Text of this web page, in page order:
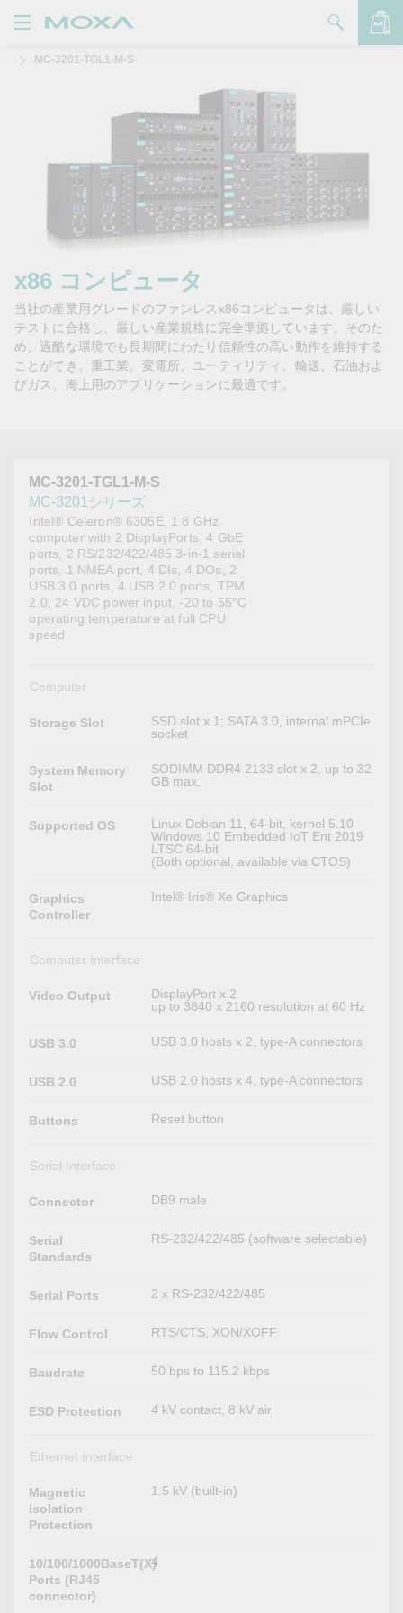
品
について
問い合わせ
ートナー・ゾーン
Moxa
MC-3201-TGL1-M-S
x86 コンピュータ
当社の産業用グレードのファンレスx86コンピュータは、厳しい
テストに合格し、厳しい産業規格に完全準拠しています。そのた
め、過酷な環境でも長期間にわたり信頼性の高い動作を維持する
ことができ、重工業、変電所、ユーティリティ、輸送、石油およ
びガス、海上用のアプリケーションに最適です。
MC-3201-TGL1-M-S
MC-3201シリーズ
Intel® Celeron® 6305E, 1.8 GHz
computer with 2 DisplayPorts, 4 GbE
ports, 2 RS/232/422/485 3-in-1 serial
ports, 1 NMEA port, 4 DIs, 4 DOs, 2
USB 3.0 ports, 4 USB 2.0 ports, TPM
2.0, 24 VDC power input, -20 to 55°C
operating temperature at full CPU
speed
Computer
Storage Slot
SSD slot x 1; SATA 3.0, internal mPCIe
socket
System Memory
Slot
SODIMM DDR4 2133 slot x 2, up to 32
GB max.
Supported OS
Linux Debian 11, 64-bit, kernel 5.10
Windows 10 Embedded IoT Ent 2019
LTSC 64-bit
(Both optional, available via CTOS)
Graphics
Controller
Intel® Iris® Xe Graphics
Computer Interface
Video Output
DisplayPort x 2
up to 3840 x 2160 resolution at 60 Hz
USB 3.0 USB 3.0 hosts x 2, type-A connectors
USB 2.0 USB 2.0 hosts x 4, type-A connectors
Buttons Reset button
Serial Interface
Connector DB9 male
Serial
Standards
RS-232/422/485 (software selectable)
Serial Ports 2 x RS-232/422/485
Flow Control RTS/CTS, XON/XOFF
Baudrate 50 bps to 115.2 kbps
ESD Protection 4 kV contact, 8 kV air
Ethernet Interface
Magnetic
Isolation
Protection
1.5 kV (built-in)
10/100/1000BaseT(X)
Ports (RJ45
connector)
4